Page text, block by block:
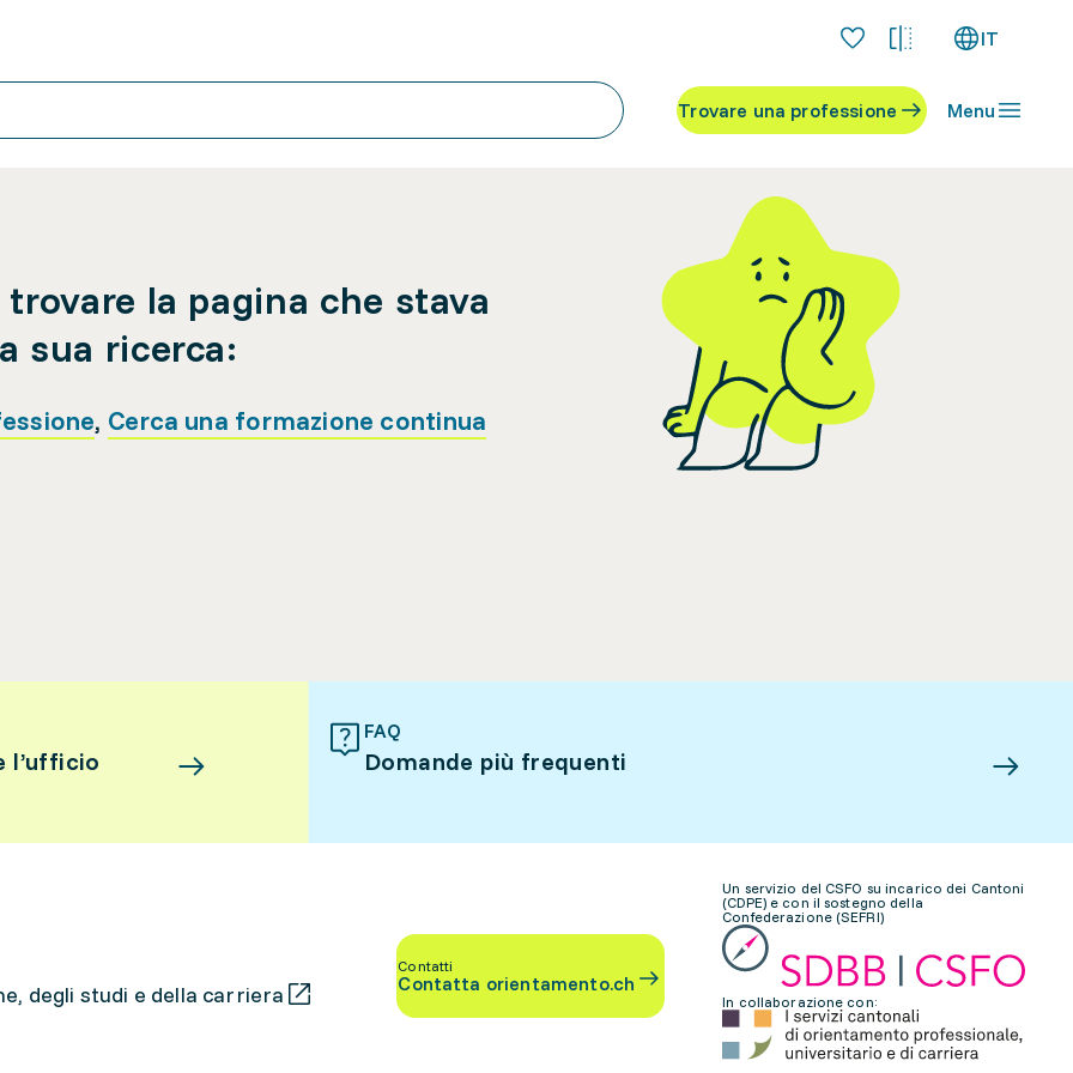
IT
Trovare una professione Menu
la pagina che stava
sua ricerca:
, Cerca una formazione continua
l’ufficio
FAQ
Domande più frequenti
degli studi e della carriera
Contatti
Contatta orientamento.ch
Un servizio del CSFO su incarico dei Cantoni
(CDPE) e con il sostegno della
Confederazione (SEFRI)
In collaborazione con: